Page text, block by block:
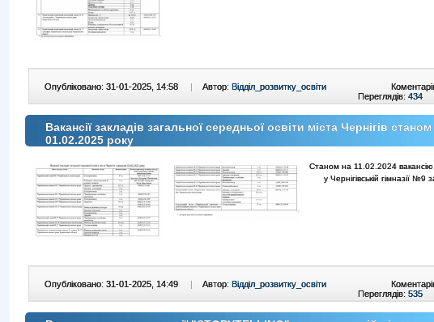
Опубліковано: 31-01-2025, 14:58 | Автор: Відділ_розвитку_освіти
Переглядів: 434
Вакансії закладів загальної середньої освіти міста Чернігів
01.02.2025 року
Станом на 11.02.2024 вакансію
у Чернігівській гімназії №9
Опубліковано: 31-01-2025, 14:49 | Автор: Відділ_розвитку_освіти
Переглядів: 535